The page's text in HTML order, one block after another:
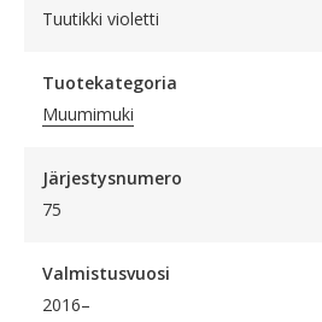
Tuutikki violetti
Tuotekategoria
Muumimuki
Järjestysnumero
75
Valmistusvuosi
2016–